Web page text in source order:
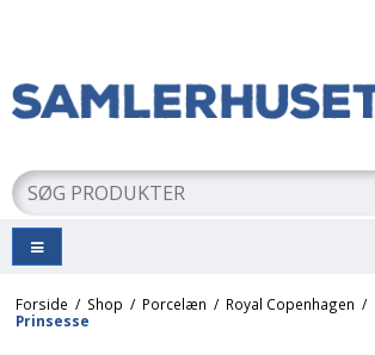
Forside / Shop / Porcelæn / Royal Copenhagen /
Prinsesse